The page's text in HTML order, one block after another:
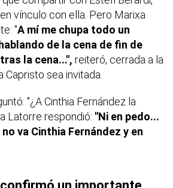
vínculo con ella. Pero Marixa
"A mí me chupa todo un
de la cena de fin de
la cena...", reiteró, cerrada a la
Capristo sea invitada.
"¿A Cinthia Fernández la
Latorre respondió: "Ni en pedo...
va Cinthia Fernández y en